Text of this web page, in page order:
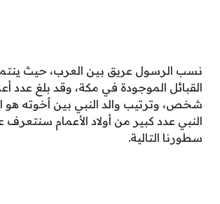
نسب الرسول عريق بين العرب، حيث
شخص، وترتيب والد النبي بين أخوته هو
النبي عدد كبير من أولاد الأعمام
سطورنا التالية.